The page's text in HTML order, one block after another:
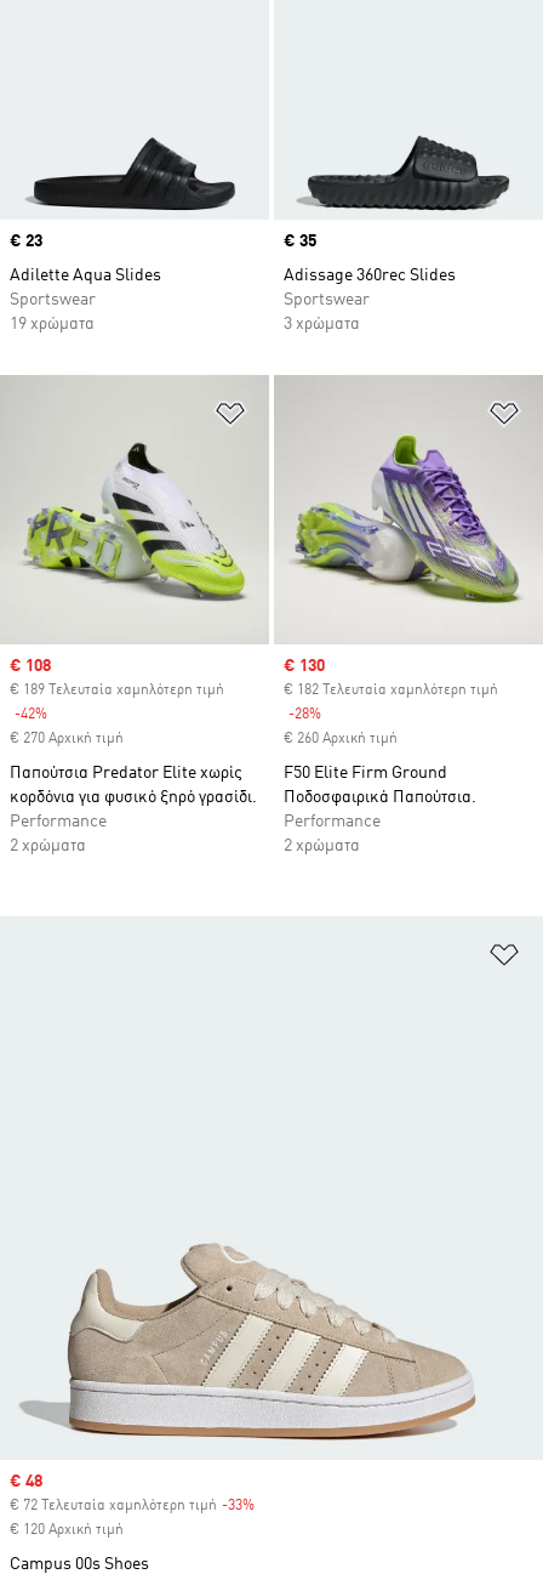
Price
€ 23
Adilette Aqua Slides
Sportswear
19 χρώματα
Price
€ 35
Adissage 360rec Slides
Sportswear
3 χρώματα
Προσθήκη στη Λίστα Επιθυμιών
Sale price
€ 108
€ 189 Τελευταία χαμηλότερη τιμή
-42%
€ 270 Αρχική τιμή
Παπούτσια Predator Elite χωρίς
κορδόνια για φυσικό ξηρό γρασίδι.
Performance
2 χρώματα
Sale price
€ 130
€ 182 Τελευταία χαμηλότερη τιμή
-28%
€ 260 Αρχική τιμή
F50 Elite Firm Ground
Ποδοσφαιρικά Παπούτσια.
Performance
2 χρώματα
Sale price
€ 48
€ 72 Τελευταία χαμηλότερη τιμή -33%
€ 120 Αρχική τιμή
Campus 00s Shoes